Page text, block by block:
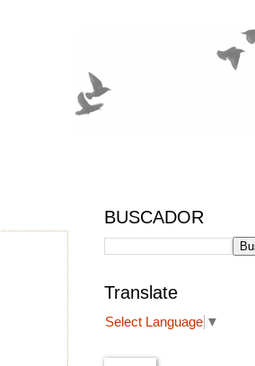
BUSCADOR
Translate
Select Language ▼